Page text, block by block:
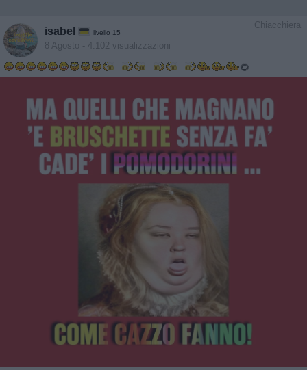
Chiacchiera
isabel livello 15
8 Agosto - 4.102 visualizzazioni
🌻